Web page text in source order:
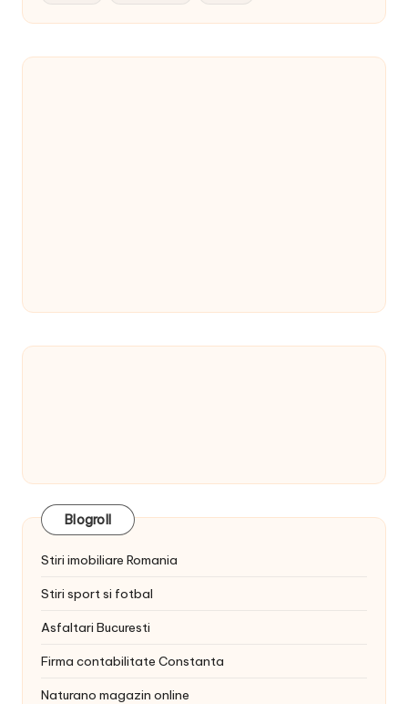
Blogroll
Stiri imobiliare Romania
Stiri sport si fotbal
Asfaltari Bucuresti
Firma contabilitate Constanta
Naturano magazin online